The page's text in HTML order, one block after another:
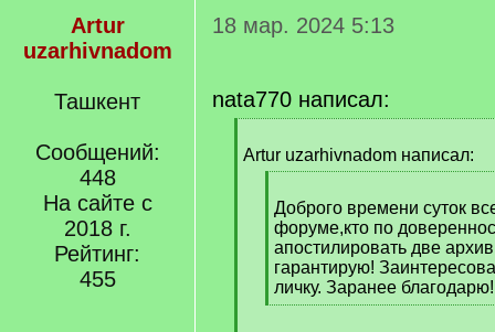
Artur
uzarhivnadom
Ташкент
Сообщений:
448
На сайте с
2018 г.
Рейтинг:
455
18 мар. 2024 5:13
nata770 написал:
q
Artur uzarhivnadom написал:
q
]
Доброго времени суток
форуме,кто по
апостилировать две
гарантирую!
личку. Заранее благодарю!
[